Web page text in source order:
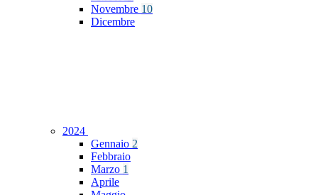
Novembre 10
Dicembre
2024
Gennaio 2
Febbraio
Marzo 1
Aprile